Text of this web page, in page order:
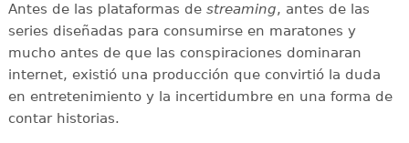
Antes de las plataformas de streaming, antes de las
series diseñadas para consumirse en maratones y
mucho antes de que las conspiraciones dominaran
internet, existió una producción que convirtió la duda
en entretenimiento y la incertidumbre en una forma de
contar historias.